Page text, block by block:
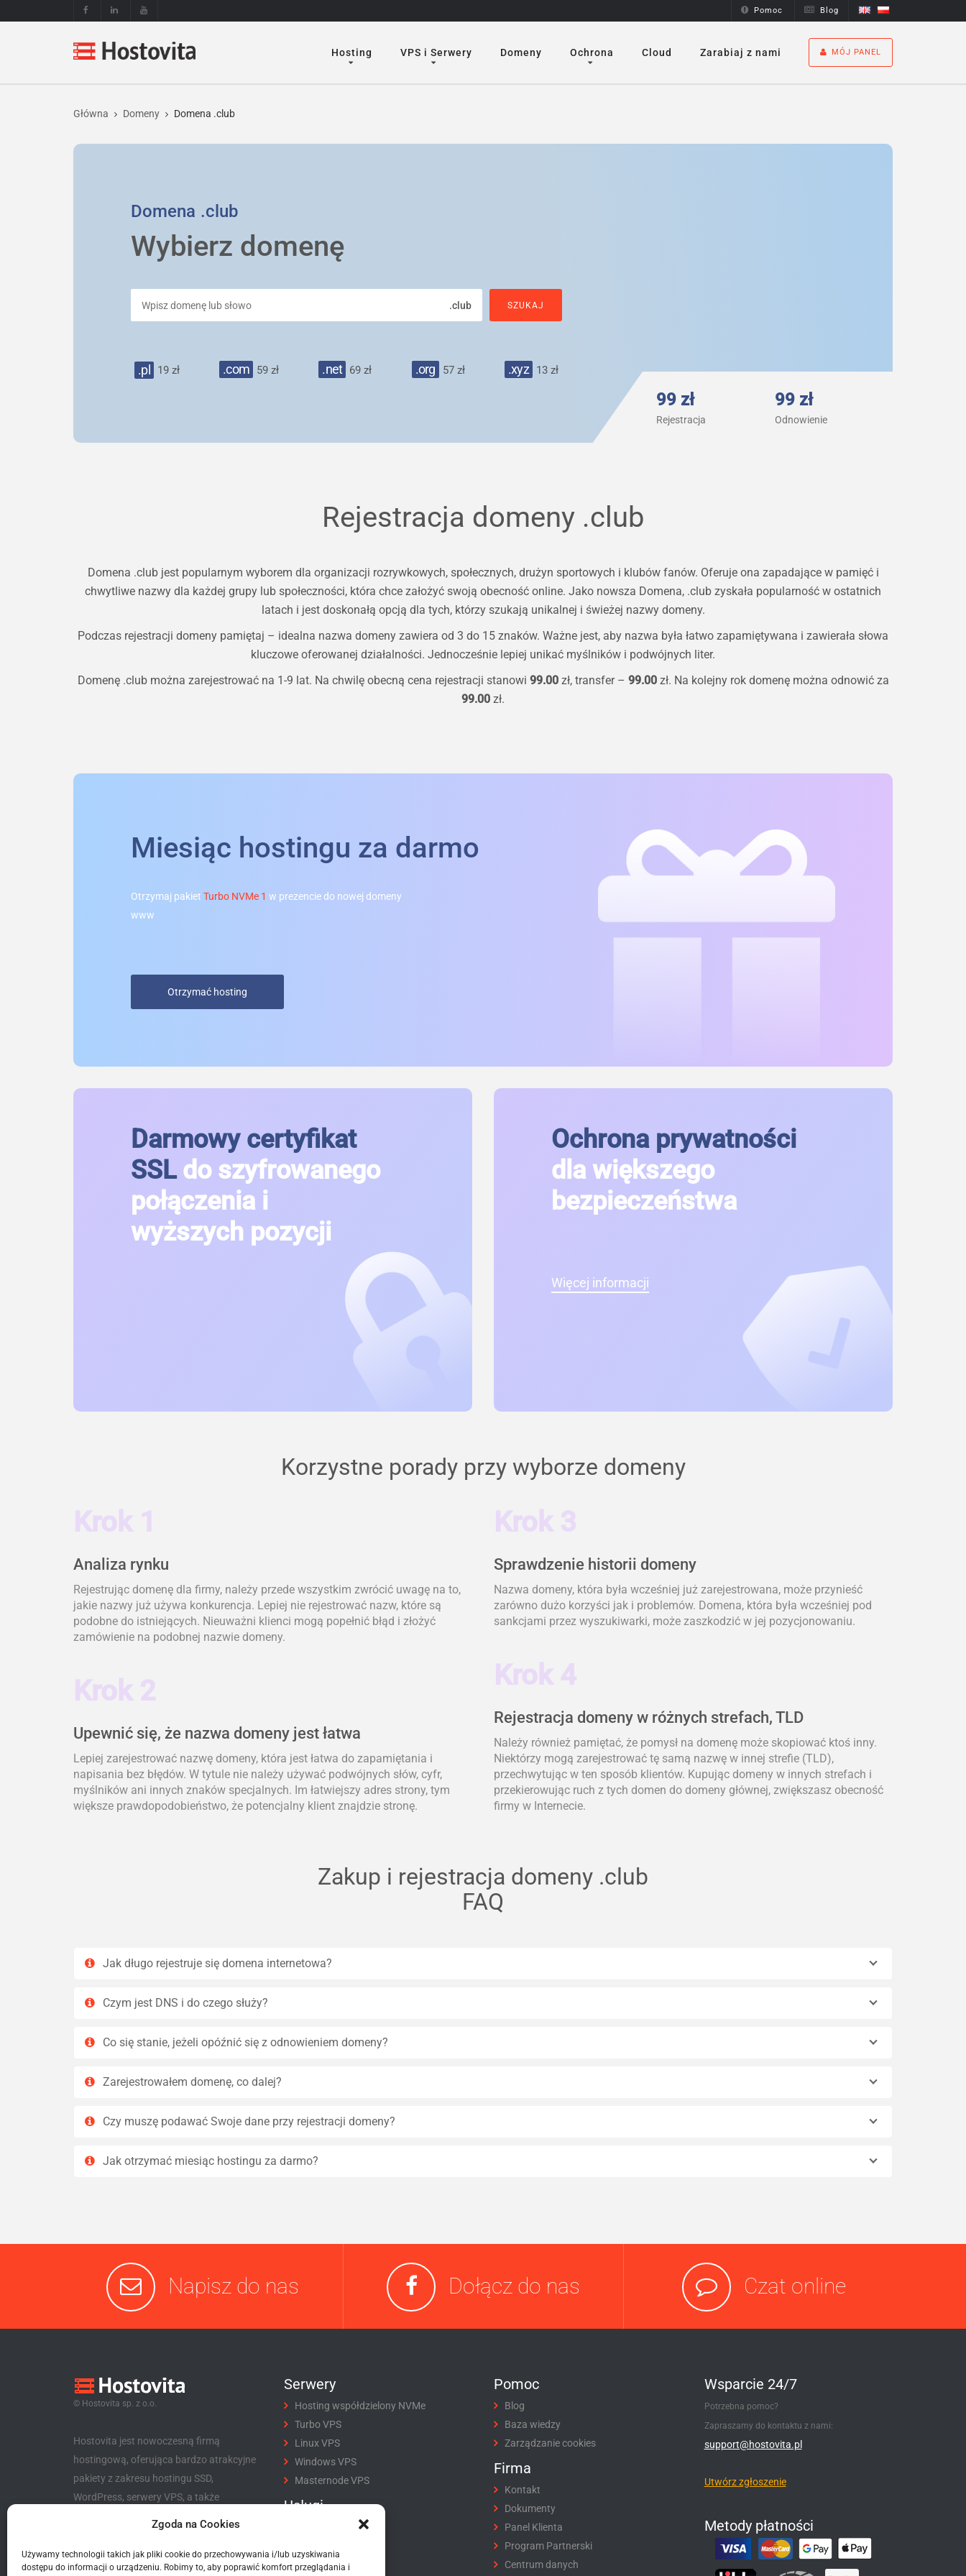
Zgoda na Cookies
Używamy technologii takich jak pliki cookie do przechowywania i/lub uzyskiwania
dostępu do informacji o urządzeniu. Robimy to, aby poprawić komfort przeglądania i
Pomoc Blog
Hosting VPS i Serwery Domeny Ochrona Cloud Zarabiaj z nami MÓJ PANEL
Główna Domeny Domena .club
Domena .club
Wybierz domenę
.club
.pl 19 zł .com 59 zł .net 69 zł .org 57 zł .xyz 13 zł
99 zł
Rejestracja
99 zł
Odnowienie
Rejestracja domeny .club
Domena .club jest popularnym wyborem dla organizacji rozrywkowych, społecznych, drużyn sportowych i klubów fanów. Oferuje ona zapadające w pamięć i
chwytliwe nazwy dla każdej grupy lub społeczności, która chce założyć swoją obecność online. Jako nowsza Domena, .club zyskała popularność w ostatnich
latach i jest doskonałą opcją dla tych, którzy szukają unikalnej i świeżej nazwy domeny.
Podczas rejestracji domeny pamiętaj – idealna nazwa domeny zawiera od 3 do 15 znaków. Ważne jest, aby nazwa była łatwo zapamiętywana i zawierała słowa
kluczowe oferowanej działalności. Jednocześnie lepiej unikać myślników i podwójnych liter.
Domenę .clubmożna zarejestrować na 1-9 lat. Na chwilę obecną cena rejestracji stanowi 99.00zł, transfer – 99.00zł. Na kolejny rok domenę można odnowić za
99.00 zł.
Miesiąc hostingu za darmo
Otrzymaj pakiet Turbo NVMe 1 w prezencie do nowej domeny
www
Otrzymać hosting
Darmowy certyfikat
SSLdo szyfrowanego
połączenia i
wyższych pozycji
Ochrona prywatności
dla większego
bezpieczeństwa
Więcej informacji
Korzystne porady przy wyborze domeny
Krok 1
Analiza rynku
Rejestrując domenę dla firmy, należy przede wszystkim zwrócić uwagę na to,
jakie nazwy już używa konkurencja. Lepiej nie rejestrować nazw, które są
podobne do istniejących. Nieuważni klienci mogą popełnić błąd i złożyć
zamówienie na podobnej nazwie domeny.
Krok 2
Upewnić się, że nazwa domeny jest łatwa
Lepiej zarejestrować nazwę domeny, która jest łatwa do zapamiętania i
napisania bez błędów. W tytule nie należy używać podwójnych słów, cyfr,
myślników ani innych znaków specjalnych. Im łatwiejszy adres strony, tym
większe prawdopodobieństwo, że potencjalny klient znajdzie stronę.
Krok 3
Sprawdzenie historii domeny
Nazwa domeny, która była wcześniej już zarejestrowana, może przynieść
zarówno dużo korzyści jak i problemów. Domena, która była wcześniej pod
sankcjami przez wyszukiwarki, może zaszkodzić w jej pozycjonowaniu.
Krok 4
Rejestracja domeny w różnych strefach, TLD
Należy również pamiętać, że pomysł na domenę może skopiować ktoś inny.
Niektórzy mogą zarejestrować tę samą nazwę w innej strefie (TLD),
przechwytując w ten sposób klientów. Kupując domeny w innych strefach i
przekierowując ruch z tych domen do domeny głównej, zwiększasz obecność
firmy w Internecie.
Zakup i rejestracja domeny .club
FAQ
Jak długo rejestruje się domena internetowa?
Czym jest DNS i do czego służy?
Co się stanie, jeżeli opóźnić się z odnowieniem domeny?
Zarejestrowałem domenę, co dalej?
Czy muszę podawać Swoje dane przy rejestracji domeny?
Jak otrzymać miesiąc hostingu za darmo?
Napisz do nas Dołącz do nas Czat online
© Hostovita sp. z o.o.
Hostovita jest nowoczesną firmą
hostingową, oferująca bardzo atrakcyjne
pakiety z zakresu hostingu SSD,
WordPress, serwery VPS, a także
Hostovita sp. z o.o.
Serwery
Hosting współdzielony NVMe
Turbo VPS
Linux VPS
Windows VPS
Masternode VPS
Usługi
Rejestracja domeny
Certyfikaty SSL
Pomoc
Blog
Baza wiedzy
Zarządzanie cookies
Firma
Kontakt
Dokumenty
Panel Klienta
Program Partnerski
Centrum danych
Wsparcie 24/7
Potrzebna pomoc?
Zapraszamy do kontaktu z nami:
support@hostovita.pl
Utwórz zgłoszenie
Metody płatności